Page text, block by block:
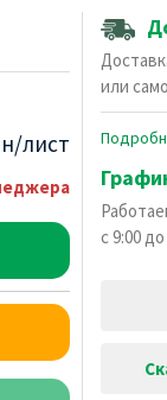
лист
или
с 9:00 до